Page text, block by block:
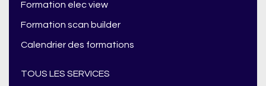
Formation elec view
Formation scan builder
Calendrier des formations
TOUS LES SERVICES